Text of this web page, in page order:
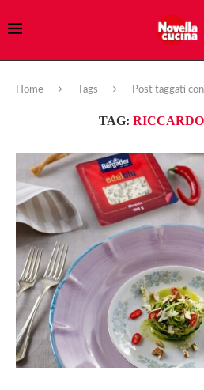
Home Tags Post taggati
TAG: